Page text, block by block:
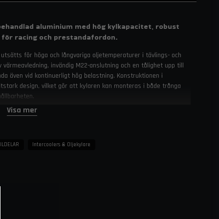
aluminium med hög kylkapacitet, robust
racing och prestandafordon.
för höga och långvariga oljetemperaturer i tävlings- och
invändig M22-anslutning och en tålighet upp till
även vid kontinuerligt hög belastning. Konstruktionen i
design, vilket gör att kylaren kan monteras i både trånga
och höga tillverkningsprecision. Deras kylare är
robust materialval och flexibel installation gör Setrabs
och krävande prestandabyggen.
Visa mer
Intercoolers & Oljekylare